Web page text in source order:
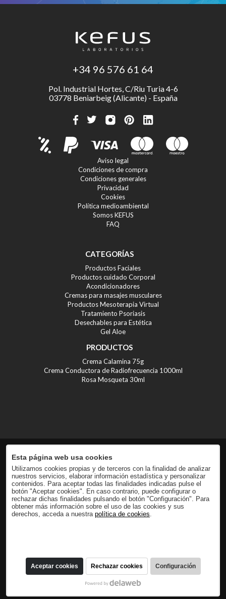
+34 96 576 61 64
Pol. Industrial Hortes, C/Riu Turia 4-6
03778 Beniarbeig (Alicante) - España
Aviso legal
Condiciones de compra
Condiciones generales
Privacidad
Cookies
Política medioambiental
Somos KEFUS
FAQ
CATEGORÍAS
Productos Faciales
Productos cuidado Corporal
Acondicionadores
Cremas para masajes musculares
Productos Mesoterapia Virtual
Tratamiento Psoriasis
Desechables para Estética
Gel Aloe
PRODUCTOS
Crema Calamina 75g
Crema Conductora de Radiofrecuencia 1000ml
Rosa Mosqueta 30ml
Esta página web usa cookies
Utilizamos cookies propias y de terceros con la finalidad de analizar
nuestros servicios, elaborar información estadística y personalizar
contenidos. Para aceptar todas las finalidades indicadas pulse el
botón "Aceptar cookies". En caso contrario, puede configurar o
rechazar dichas finalidades pulsando el botón "Configuración". Para
obtener más información sobre el uso de las cookies y sus
derechos, acceda a nuestra política de cookies.
Aceptar cookies Rechazar cookies Configuración